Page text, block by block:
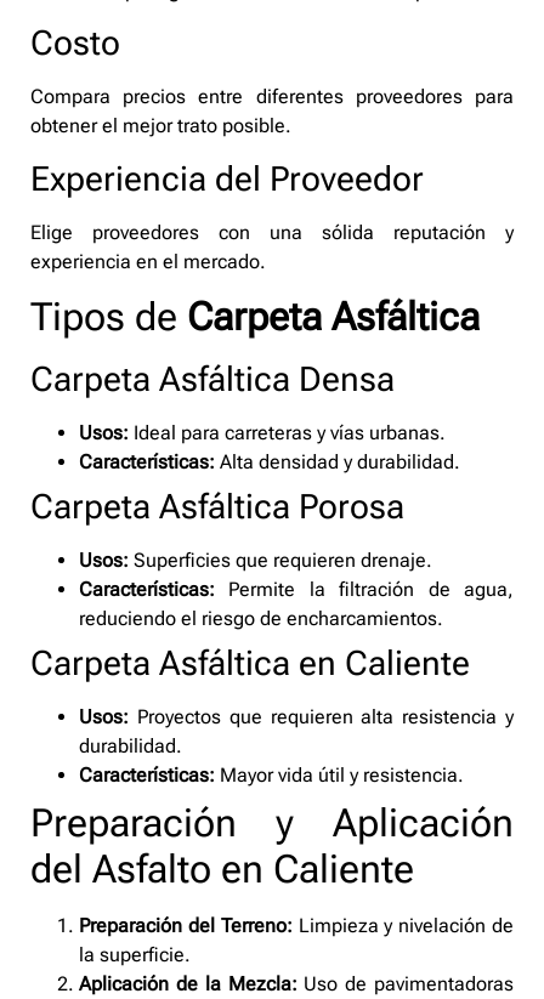
Costo
Compara precios entre diferentes proveedores para
obtener el mejor trato posible.
Experiencia del Proveedor
Elige proveedores con una sólida reputación y
experiencia en el mercado.
Tipos de Carpeta Asfáltica
Carpeta Asfáltica Densa
Usos: Ideal para carreteras y vías urbanas.
Características: Alta densidad y durabilidad.
Carpeta Asfáltica Porosa
Usos: Superficies que requieren drenaje.
Características: Permite la filtración de agua,
reduciendo el riesgo de encharcamientos.
Carpeta Asfáltica en Caliente
Usos: Proyectos que requieren alta resistencia y
durabilidad.
Características: Mayor vida útil y resistencia.
Preparación y Aplicación
del Asfalto en Caliente
Preparación del Terreno: Limpieza y nivelación de
la superficie.
Aplicación de la Mezcla: Uso de pavimentadoras